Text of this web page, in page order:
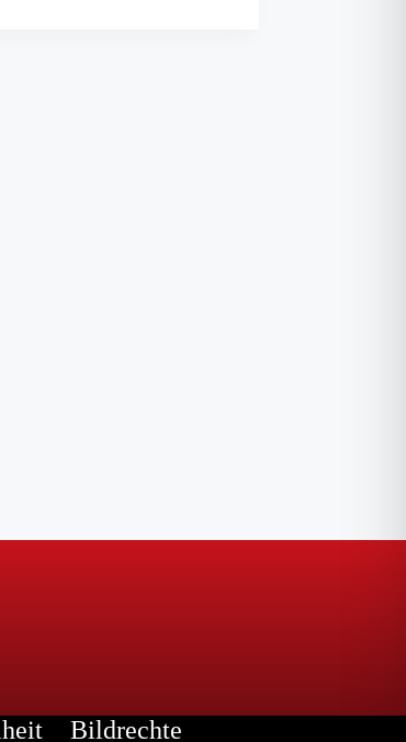
Bildrechte